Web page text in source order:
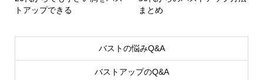
トアップできる
まとめ
バストの悩みQ&A
バストアップのQ&A